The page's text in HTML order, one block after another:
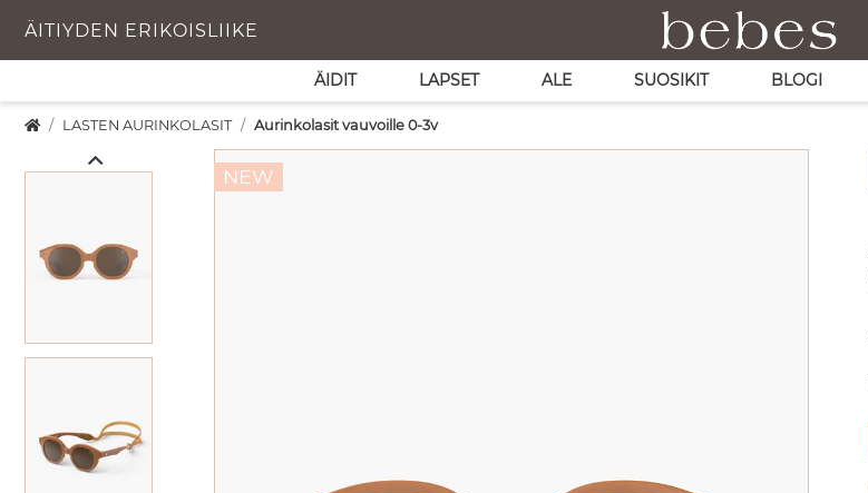
ÄITIYDEN ERIKOISLIIKE
ÄIDIT LAPSET ALE SUOSIKIT BLOGI
LASTEN AURINKOLASIT Aurinkolasit vauvoille 0-3v
NEW